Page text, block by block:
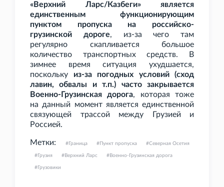
«Верхний Ларс/Казбеги» является
единственным функционирующим
пунктом пропуска на российско-
грузинской дороге, из-за чего там
регулярно скапливается большое
количество транспортных средств. В
зимнее время ситуация ухудшается,
поскольку из-за погодных условий (сход
лавин, обвалы и
т.п.) часто закрывается
Военно-Грузинская дорога, которая тоже
на данный момент является единственной
связующей трассой между Грузией и
Россией.
Метки: Граница Пункт пропуска Северная Осетия
Грузия Верхний Ларс Военно-Грузинская дорога
Грузовики